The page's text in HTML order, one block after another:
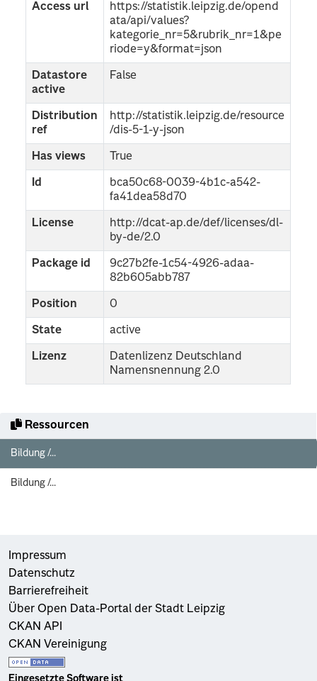
Ressourcen
Bildung /...
Bildung /...
Access url
https://statistik.leipzig.de/opend
ata/api/values?
kategorie_nr=5&rubrik_nr=1&pe
riode=y&format=json
Datastore
active
False
Distribution
ref
http://statistik.leipzig.de/resource
/dis-5-1-y-json
Has views True
Id
bca50c68-0039-4b1c-a542-
fa41dea58d70
License
http://dcat-ap.de/def/licenses/dl-
by-de/2.0
Package id
9c27b2fe-1c54-4926-adaa-
82b605abb787
Position 0
State active
Lizenz
Datenlizenz Deutschland
Namensnennung 2.0
Impressum
Datenschutz
Barrierefreiheit
Über Open Data-Portal der Stadt Leipzig
CKAN API
CKAN Vereinigung
Eingesetzte Software ist